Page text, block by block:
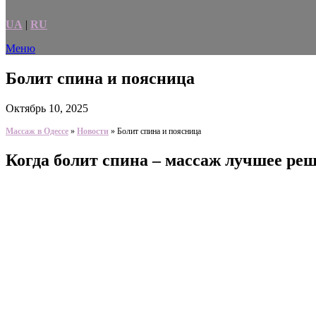
UA | RU
Меню
Болит спина и поясница
Октябрь 10, 2025
Массаж в Одессе » Новости » Болит спина и поясница
Когда болит спина – массаж лучшее